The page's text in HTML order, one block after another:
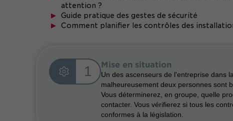
attention ?
Guide pratique des gestes de sécurité
Comment planifier les contrôles des
1 Mise en situation
Un des ascenseurs de l'entreprise dans
malheureusement deux personnes sont
Vous déterminerez, en groupe, quelle
contacter. Vous vérifierez si tous les
conformes à la législation.